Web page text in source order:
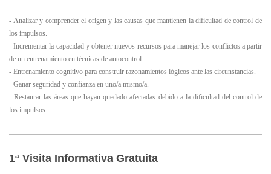
- Analizar y comprender el origen y las causas que mantienen la dificultad de control de
los impulsos.
- Incrementar la capacidad y obtener nuevos recursos para manejar los conflictos a partir
de un entrenamiento en técnicas de autocontrol.
- Entrenamiento cognitivo para construir razonamientos lógicos ante las circunstancias.
- Ganar seguridad y confianza en uno/a mismo/a.
- Restaurar las áreas que hayan quedado afectadas debido a la dificultad del control de
los impulsos.
1ª Visita Informativa Gratuita